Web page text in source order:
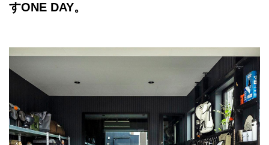
すONE DAY。